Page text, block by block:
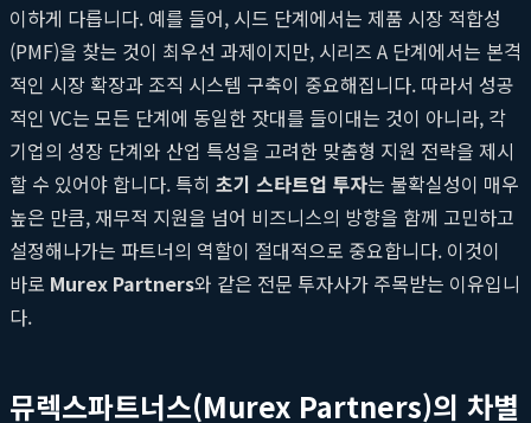
이하게 다릅니다. 예를 들어, 시드 단계에서는 제품 시장 적합성
(PMF)을 찾는 것이 최우선 과제이지만, 시리즈 A 단계에서는 본격
적인 시장 확장과 조직 시스템 구축이 중요해집니다. 따라서 성공
적인 VC는 모든 단계에 동일한 잣대를 들이대는 것이 아니라, 각
기업의 성장 단계와 산업 특성을 고려한 맞춤형 지원 전략을 제시
할 수 있어야 합니다. 특히 초기 스타트업 투자는 불확실성이 매우
높은 만큼, 재무적 지원을 넘어 비즈니스의 방향을 함께 고민하고
설정해나가는 파트너의 역할이 절대적으로 중요합니다. 이것이
바로 Murex Partners와 같은 전문 투자사가 주목받는 이유입니
다.
뮤렉스파트너스(Murex Partners)의 차별